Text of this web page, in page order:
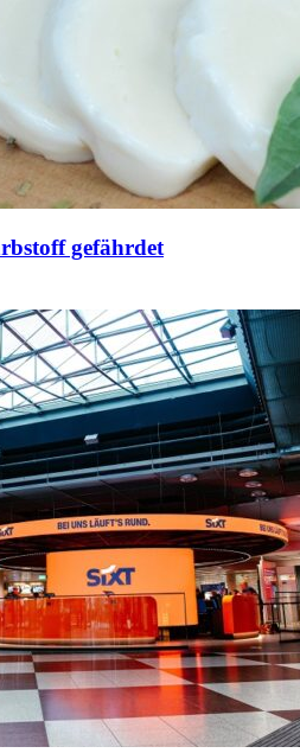
gefährdet